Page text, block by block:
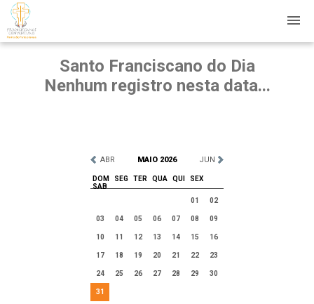
Santo Franciscano do Dia
Nenhum registro nesta data...
ABR MAIO 2026 JUN
DOM SEG TER QUA QUI
SEX
SAB
01
02
03 04 05 06 07 08 09
10 11 12 13 14 15 16
17 18 19 20 21 22 23
24 25 26 27 28 29 30
31